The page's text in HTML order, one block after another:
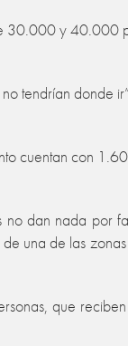
30.000 y 40.000
tendrían donde
cuentan con
dan nada por
una de las
que